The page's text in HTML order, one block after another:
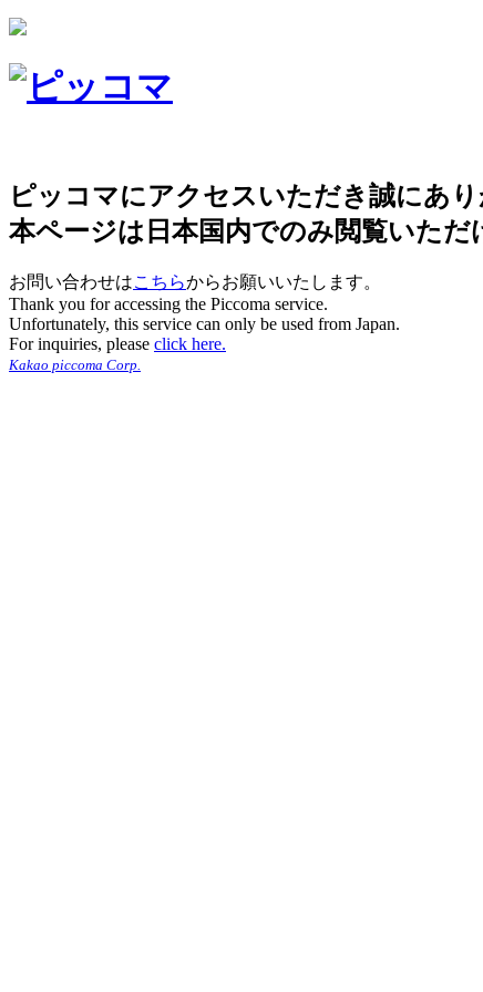
ピッコマにアクセスいただき誠にあり
本ページは日本国内でのみ閲覧いただ
お問い合わせはこちらからお願いいたします。
Thank you for accessing the Piccoma service.
Unfortunately, this service can only be used from Japan.
For inquiries, please click here.
Kakao piccoma Corp.